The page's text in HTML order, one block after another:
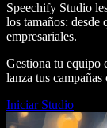
Speechify Studio
los tamaños: desde
empresariales.
Gestiona tu equipo
lanza tus
Iniciar Studio